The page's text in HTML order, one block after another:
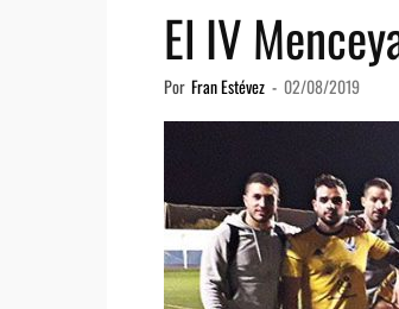
El IV
Por Fran Estévez - 02/08/2019